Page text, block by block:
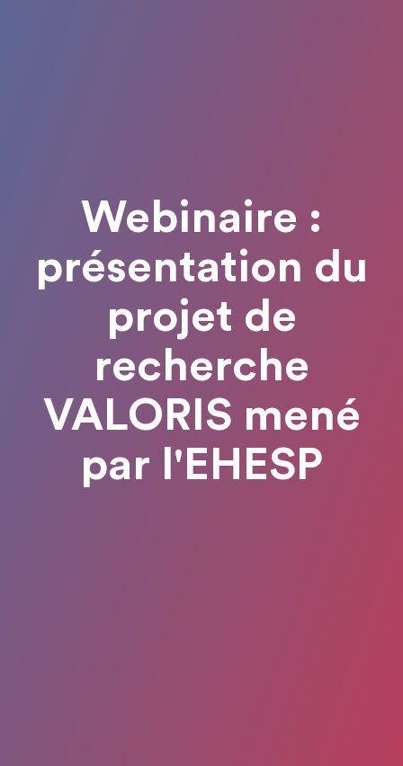
Webinaire :
présentation du
projet de
recherche
VALORIS mené
par l'EHESP